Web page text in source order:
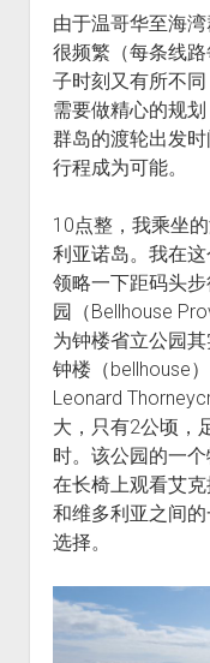
由于温哥华至海
很频繁（每条线
子时刻又有所不
需要做精心的规
群岛的渡轮出发
行程成为可能。
10点整，我乘坐
利亚诺岛。我在
领略一下距码头
园（Bellhouse
为钟楼省立公园
钟楼（bellhouse
Leonard
大，只有2公顷，
时。该公园的一
在长椅上观看艾
和维多利亚之间
选择。